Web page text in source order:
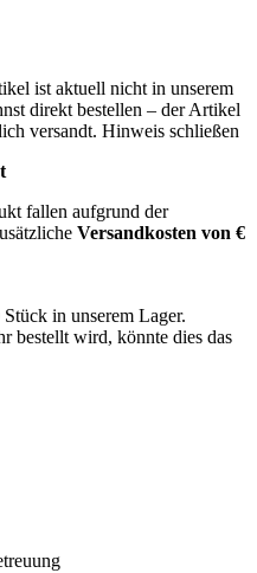
ist aktuell nicht in unserem
direkt bestellen – der Artikel
versandt. Hinweis schließen
fallen aufgrund der
Versandkosten von €
in unserem Lager.
bestellt wird, könnte dies das